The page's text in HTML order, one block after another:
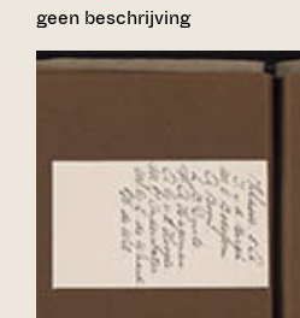
geen beschrijving